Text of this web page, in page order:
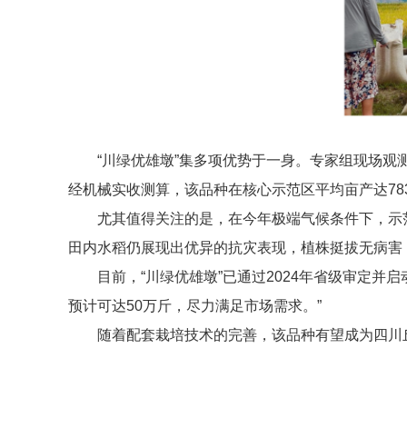
“川绿优雄墩”集多项优势于一身。专家组现场
经机械实收测算，该品种在核心示范区平均亩产达
尤其值得关注的是，在今年极端气候条件下，
田内水稻仍展现出优异的抗灾表现，植株挺拔无病
目前，“川绿优雄墩”已通过2024年省级审定并
预计可达50万斤，尽力满足市场需求。”
随着配套栽培技术的完善，该品种有望成为四